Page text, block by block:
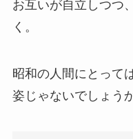
お互いが自立しつつ
く。
昭和の人間にとって
姿じゃないでしょうか